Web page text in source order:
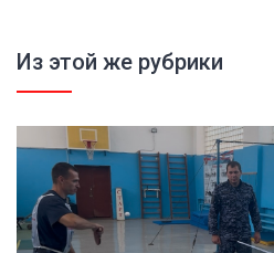
Из этой же рубрики